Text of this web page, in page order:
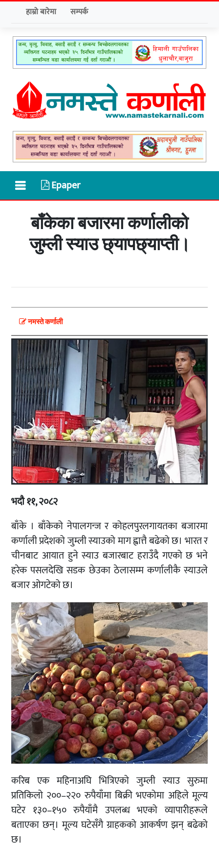
हाम्रो बारेमा सम्पर्क
Epaper
बाँकेका बजारमा कर्णालीको
जुम्ली स्याउ छ्यापछ्याप्ती।
नमस्ते कर्णाली
भदौ ११, २०८२
बाँके । बाँकेको नेपालगन्ज र कोहलपुरलगायतका बजारमा
कर्णाली प्रदेशको जुम्ली स्याउको माग ह्वात्तै बढेको छ। भारत र
चीनबाट आयात हुने स्याउ बजारबाट हराउँदै गएको छ भने
हरेक पसलदेखि सडक छेउका ठेलासम्म कर्णालीकै स्याउले
बजार ओगटेको छ।
करिब एक महिनाअघि भित्रिएको जुम्ली स्याउ सुरुमा
प्रतिकिलो २००–२२० रुपैयाँमा बिक्री भएकोमा अहिले मूल्य
घटेर १३०–१५० रुपैयाँमै उपलब्ध भएको व्यापारीहरूले
बताएका छन्। मूल्य घटेसँगै ग्राहकको आकर्षण झन् बढेको
छ।